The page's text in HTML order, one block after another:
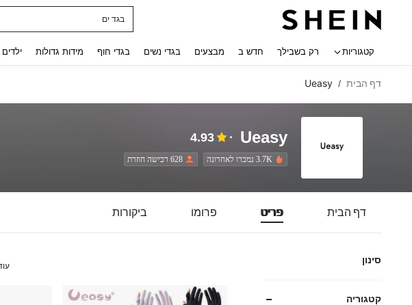
חולצות נשים
קטגוריות רק בשבילך חדש ב מבצעים בגדי נשים בגדי חוף מידות גדולות ילדים
דף הבית /
Ueasy
Ueasy
4.93
3.7K נמכרו לאחרונה 628 רכישה חוזרת
דף הבית פריט פרומו ביקורות
סינון
קטגוריה